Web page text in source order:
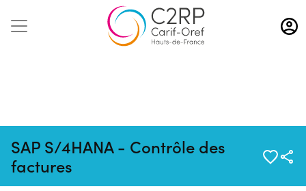
Aller
au
contenu
SAP S/4HANA - Contrôle des
factures
Pas de session programmée en
ce moment